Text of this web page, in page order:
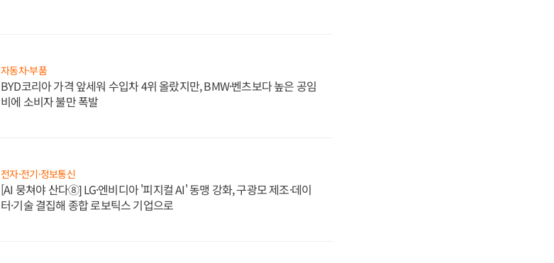
자동차·부품
BYD코리아 가격 앞세워 수입차 4위 올랐지만, BMW·벤츠보다 높은 공임
비에 소비자 불만 폭발
전자·전기·정보통신
[AI 뭉쳐야 산다⑧] LG·엔비디아 '피지컬 AI' 동맹 강화, 구광모 제조·데이
터·기술 결집해 종합 로보틱스 기업으로